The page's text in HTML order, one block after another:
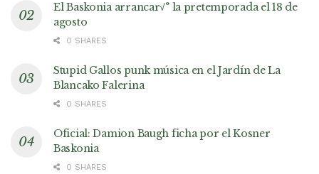
El Baskonia arrancar√° la pretemporada el 18 de
agosto
0 SHARES
Stupid Gallos punk música en el Jardín de La
Blancako Falerina
0 SHARES
Oficial: Damion Baugh ficha por el Kosner
Baskonia
0 SHARES